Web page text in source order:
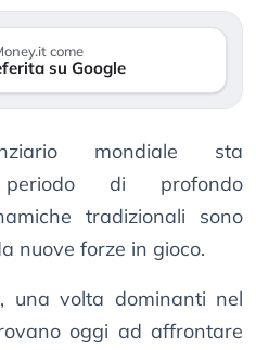
come
su Google
mondiale sta
di profondo
tradizionali sono
nuove forze in gioco.
, una volta dominanti nel
oggi ad affrontare